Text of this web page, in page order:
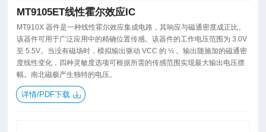
MT9105ET线性霍尔效应IC
MT910X 器件是一种线性霍尔效应集成电路，其响应与磁通密度成正比。
该器件可用于广泛应用中的精确位置传感。该器件的工作电压范围为 3.0V
至 5.5V。当没有磁场时，模拟输出驱动 VCC 的 ½ 。输出随施加的磁通密
度线性变化，四种灵敏度选项可根据所需的传感范围实现最大输出电压摆
幅。南北磁极产生独特的电压。
详情/PDF下载